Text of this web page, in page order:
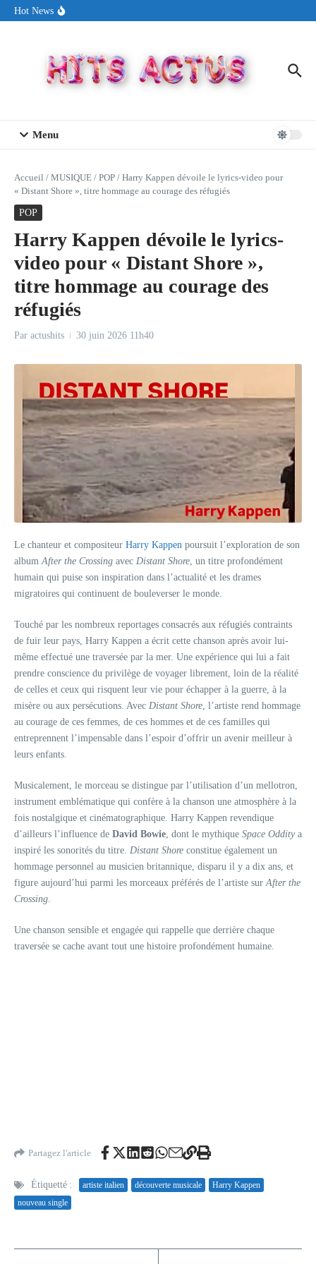
Aller au contenu
Hot News
« New Day »
Menu
Accueil / MUSIQUE / POP / Harry Kappen dévoile le lyrics-video pour
« Distant Shore », titre hommage au courage des réfugiés
POP
Harry Kappen dévoile le lyrics-
video pour « Distant Shore »,
titre hommage au courage des
réfugiés
Par actushits 30 juin 2026 11h40
Le chanteur et compositeur Harry Kappen poursuit l’exploration de son
album After the Crossing avec Distant Shore , un titre profondément
humain qui puise son inspiration dans l’actualité et les drames
migratoires qui continuent de bouleverser le monde.
Touché par les nombreux reportages consacrés aux réfugiés contraints
de fuir leur pays, Harry Kappen a écrit cette chanson après avoir lui-
même effectué une traversée par la mer. Une expérience qui lui a fait
prendre conscience du privilège de voyager librement, loin de la réalité
de celles et ceux qui risquent leur vie pour échapper à la guerre, à la
misère ou aux persécutions. Avec Distant Shore , l’artiste rend hommage
au courage de ces femmes, de ces hommes et de ces familles qui
entreprennent l’impensable dans l’espoir d’offrir un avenir meilleur à
leurs enfants.
Musicalement, le morceau se distingue par l’utilisation d’un mellotron,
instrument emblématique qui confère à la chanson une atmosphère à la
fois nostalgique et cinématographique. Harry Kappen revendique
d’ailleurs l’influence de David Bowie , dont le mythique Space Oddity a
inspiré les sonorités du titre. Distant Shore constitue également un
hommage personnel au musicien britannique, disparu il y a dix ans, et
figure aujourd’hui parmi les morceaux préférés de l’artiste sur After the
Crossing
Une chanson sensible et engagée qui rappelle que derrière chaque
traversée se cache avant tout une histoire profondément humaine.
Partagez l'article
Étiquetté : artiste italien découverte musicale
Harry Kappen
nouveau single